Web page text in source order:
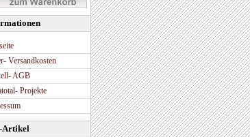
Versandkosten
AGB
Projekte
Artikel